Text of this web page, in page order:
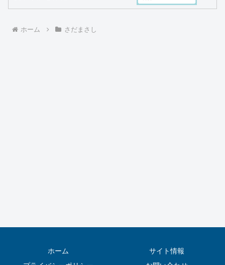
ホーム さだまさし
ホーム
サイト情報